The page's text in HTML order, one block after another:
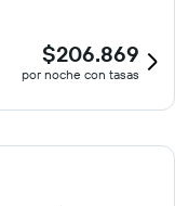
$206.869
por noche con tasas